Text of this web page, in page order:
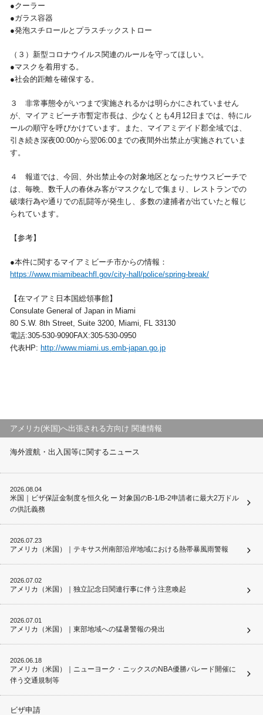
●クーラー
●ガラス容器
●発泡スチロールとプラスチックストロー
（３）新型コロナウイルス関連のルールを守ってほしい。
●マスクを着用する。
●社会的距離を確保する。
３ 非常事態令がいつまで実施されるかは明らかにされていません
が、マイアミビーチ市暫定市長は、少なくとも4月12日までは、特にル
ールの順守を呼びかけています。また、マイアミデイド郡全域では、
引き続き深夜00:00から翌06:00までの夜間外出禁止が実施されていま
す。
４ 報道では、今回、外出禁止令の対象地区となったサウスビーチで
は、毎晩、数千人の春休み客がマスクなしで集まり、レストランでの
破壊行為や通りでの乱闘等が発生し、多数の逮捕者が出ていたと報じ
られています。
【参考】
●本件に関するマイアミビーチ市からの情報：
https://www.miamibeachfl.gov/city-hall/police/spring-break/
【在マイアミ日本国総領事館】
Consulate General of Japan in Miami
80 S.W. 8th Street, Suite 3200, Miami, FL 33130
電話:305-530-9090FAX:305-530-0950
代表HP: http://www.miami.us.emb-japan.go.jp
アメリカ(米国)へ出張される方向け 関連情報
海外渡航・出入国等に関するニュース
2026.08.04
米国｜ビザ保証金制度を恒久化 ー 対象国のB-1/B-2申請者に最大2万ドル
の供託義務
2026.07.23
アメリカ（米国）｜テキサス州南部沿岸地域における熱帯暴風雨警報
2026.07.02
アメリカ（米国）｜独立記念日関連行事に伴う注意喚起
2026.07.01
アメリカ（米国）｜東部地域への猛暑警報の発出
2026.06.18
アメリカ（米国）｜ニューヨーク・ニックスのNBA優勝パレード開催に
伴う交通規制等
ビザ申請